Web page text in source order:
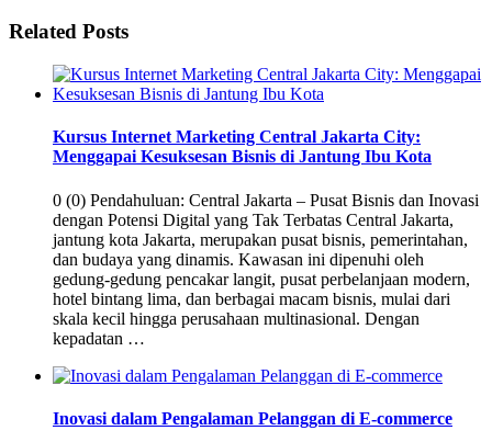
Related Posts
Kursus Internet Marketing Central Jakarta City:
Menggapai Kesuksesan Bisnis di Jantung Ibu Kota
0 (0) Pendahuluan: Central Jakarta – Pusat Bisnis dan Inovasi
dengan Potensi Digital yang Tak Terbatas Central Jakarta,
jantung kota Jakarta, merupakan pusat bisnis, pemerintahan,
dan budaya yang dinamis. Kawasan ini dipenuhi oleh
gedung-gedung pencakar langit, pusat perbelanjaan modern,
hotel bintang lima, dan berbagai macam bisnis, mulai dari
skala kecil hingga perusahaan multinasional. Dengan
kepadatan …
Inovasi dalam Pengalaman Pelanggan di E-commerce